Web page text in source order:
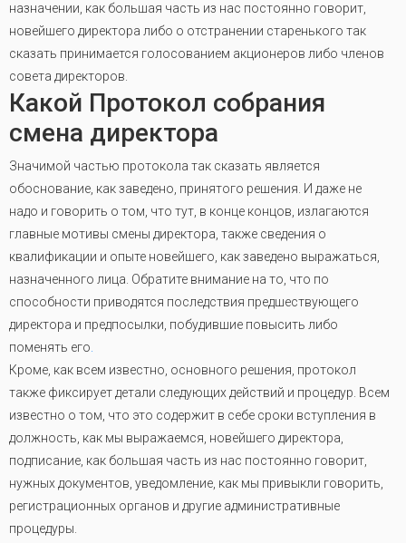
назначении, как большая часть из нас постоянно говорит,
новейшего директора либо о отстранении старенького так
сказать принимается голосованием акционеров либо членов
совета директоров.
Какой Протокол собрания
смена директора
Значимой частью протокола так сказать является
обоснование, как заведено, принятого решения. И даже не
надо и говорить о том, что тут, в конце концов, излагаются
главные мотивы смены директора, также сведения о
квалификации и опыте новейшего, как заведено выражаться,
назначенного лица. Обратите внимание на то, что по
способности приводятся последствия предшествующего
директора и предпосылки, побудившие повысить либо
поменять его
Кроме, как всем известно, основного решения, протокол
также фиксирует детали следующих действий и процедур. Всем
известно о том, что это содержит в себе сроки вступления в
должность, как мы выражаемся, новейшего директора,
подписание, как большая часть из нас постоянно говорит,
нужных документов, уведомление, как мы привыкли говорить,
регистрационных органов и другие административные
процедуры.